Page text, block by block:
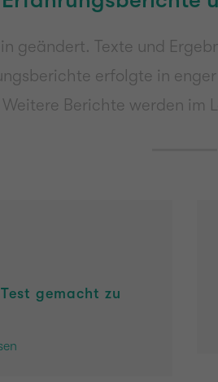
geändert. Texte und
erfolgte in
Weitere Berichte werden im
gemacht zu